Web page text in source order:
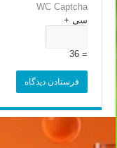
WC Captcha
سی +
= 36